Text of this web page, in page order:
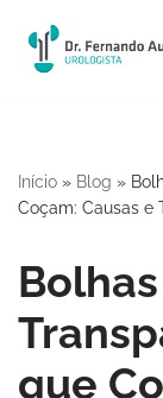
Pular
Início » Blog »
Coçam: Causas e
que